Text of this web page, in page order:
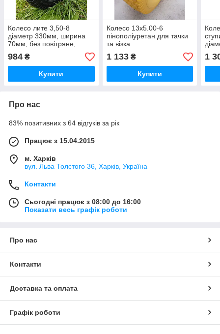
Колесо лите 3,50-8
діаметр 330мм, ширина
70мм, без повітряне,
безкамерне гусматик
984 ₴
Купити
Колесо 13х5.00-6
пінополіуретан для тачки
та візка
1 133₴
Купити
1
Про нас
83% позитивних з 64 відгуків за рік
Працює з 15.04.2015
м. Харків
вул. Льва Толстого 36, Харків, Україна
Контакти
Сьогодні працює з 08:00 до 16:00
Показати весь графік роботи
Про нас
Контакти
Доставка та оплата
Графік роботи